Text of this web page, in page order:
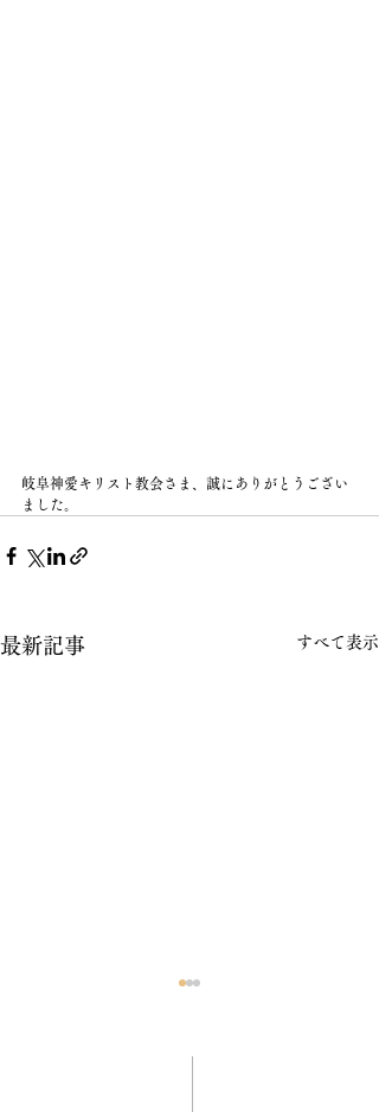
岐阜神愛キリスト教会さま、誠にありがとうござい
ました。
最新記事 すべて表示
いつもお立ち寄りくださる皆